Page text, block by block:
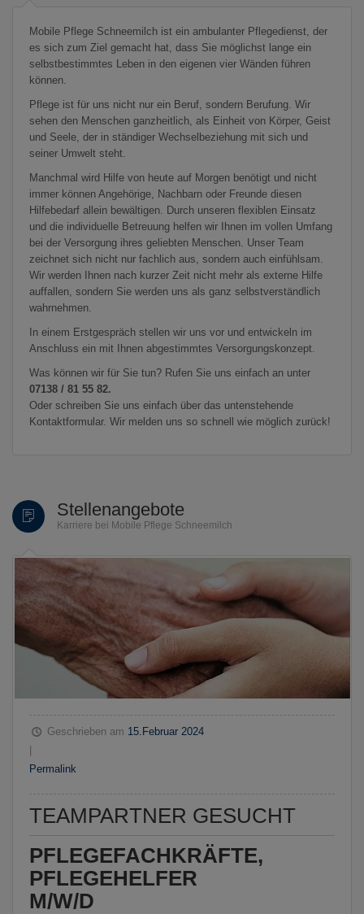
Mobile Pflege Schneemilch ist ein ambulanter Pflegedienst, der
es sich zum Ziel gemacht hat, dass Sie möglichst lange ein
selbstbestimmtes Leben in den eigenen vier Wänden führen
können.
Pflege ist für uns nicht nur ein Beruf, sondern Berufung. Wir
sehen den Menschen ganzheitlich, als Einheit von Körper, Geist
und Seele, der in ständiger Wechselbeziehung mit sich und
seiner Umwelt steht.
Manchmal wird Hilfe von heute auf Morgen benötigt und nicht
immer können Angehörige, Nachbarn oder Freunde diesen
Hilfebedarf allein bewältigen. Durch unseren flexiblen Einsatz
und die individuelle Betreuung helfen wir Ihnen im vollen Umfang
bei der Versorgung ihres geliebten Menschen. Unser Team
zeichnet sich nicht nur fachlich aus, sondern auch einfühlsam.
Wir werden Ihnen nach kurzer Zeit nicht mehr als externe Hilfe
auffallen, sondern Sie werden uns als ganz selbstverständlich
wahrnehmen.
In einem Erstgespräch stellen wir uns vor und entwickeln im
Anschluss ein mit Ihnen abgestimmtes Versorgungskonzept.
Was können wir für Sie tun? Rufen Sie uns einfach an unter
07138 / 81 55 82.
Oder schreiben Sie uns einfach über das untenstehende
Kontaktformular. Wir melden uns so schnell wie möglich zurück!
Stellenangebote
Karriere bei Mobile Pflege Schneemilch
Geschrieben am 15.Februar 2024
Permalink
TEAMPARTNER GESUCHT
PFLEGEFACHKRÄFTE,
PFLEGEHELFER
M/W/D